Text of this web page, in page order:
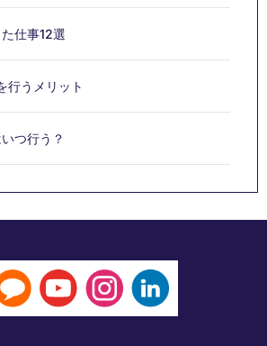
仕事12選
行うメリット
つ行う？